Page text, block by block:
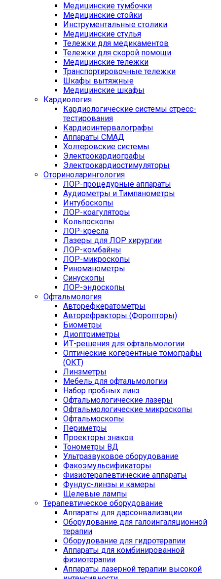
Медицинские тумбочки
Медицинские стойки
Инструментальные столики
Медицинские стулья
Тележки для медикаментов
Тележки для скорой помощи
Медицинские тележки
Транспортировочные тележки
Шкафы вытяжные
Медицинские шкафы
Кардиология
Кардиологические системы стресс-
тестирования
Кардиоинтервалографы
Аппараты СМАД
Холтеровские системы
Электрокардиографы
Электрокардиостимуляторы
Оториноларингология
ЛОР-процедурные аппараты
Аудиометры и Тимпанометры
Интубоскопы
ЛОР-коагуляторы
Кольпоскопы
ЛОР-кресла
Лазеры для ЛОР хирургии
ЛОР-комбайны
ЛОР-микроскопы
Риноманометры
Синускопы
ЛОР-эндоскопы
Офтальмология
Авторефкератометры
Авторефракторы (Форопторы)
Биометры
Диоптриметры
ИТ-решения для офтальмологии
Оптические когерентные томографы
(ОКТ)
Линзметры
Мебель для офтальмологии
Набор пробных линз
Офтальмологические лазеры
Офтальмологические микроскопы
Офтальмоскопы
Периметры
Проекторы знаков
Тонометры ВД
Ультразвуковое оборудование
Факоэмульсификаторы
Физиотерапевтические аппараты
Фундус-линзы и камеры
Щелевые лампы
Терапевтическое оборудование
Аппараты для дарсонвализации
Оборудование для галоингаляционной
терапии
Оборудование для гидротерапии
Аппараты для комбинированной
физиотерапии
Аппараты лазерной терапии высокой